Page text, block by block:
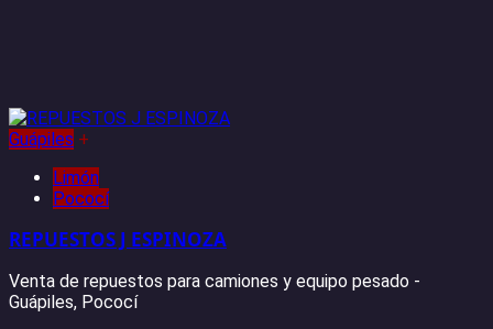
Guápiles +
Limón
Pococí
REPUESTOS J ESPINOZA
Venta de repuestos para camiones y equipo pesado -
Guápiles, Pococí